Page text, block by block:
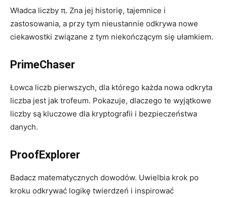
Władca liczby π. Zna jej historię, tajemnice i
zastosowania, a przy tym nieustannie odkrywa nowe
ciekawostki związane z tym niekończącym się ułamkiem.
PrimeChaser
Łowca liczb pierwszych, dla którego każda nowa odkryta
liczba jest jak trofeum. Pokazuje, dlaczego te wyjątkowe
liczby są kluczowe dla kryptografii i bezpieczeństwa
danych.
ProofExplorer
Badacz matematycznych dowodów. Uwielbia krok po
kroku odkrywać logikę twierdzeń i inspirować